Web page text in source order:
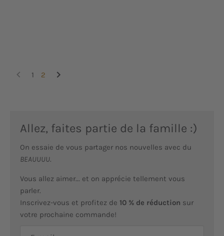
1 2
Allez, faites partie de la famille :)
On essaie de vous partager nos nouvelles avec du
BEAUUUU.
Vous allez aimer... et on apprécie tellement vous
parler.
Inscrivez-vous et profitez de 10 % de réduction sur
votre prochaine commande!